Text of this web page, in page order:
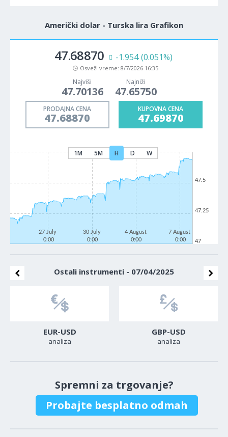
Američki dolar - Turska lira Grafikon
47.68870 -1.954 (0.051%)
Osveži vreme: 8/7/2026 16:35
Najviši
47.70136
Najniži
47.65750
PRODAJNA CENA
47.68870
KUPOVNA CENA
47.69870
1M 5M H D W
27 July
0:00
30 July
0:00
4 August
0:00
7 August
0:00
47
47.25
47.5
Ostali instrumenti - 07/04/2025
EUR-USD
analiza
GBP-USD
analiza
Spremni za trgovanje?
Probajte besplatno odmah